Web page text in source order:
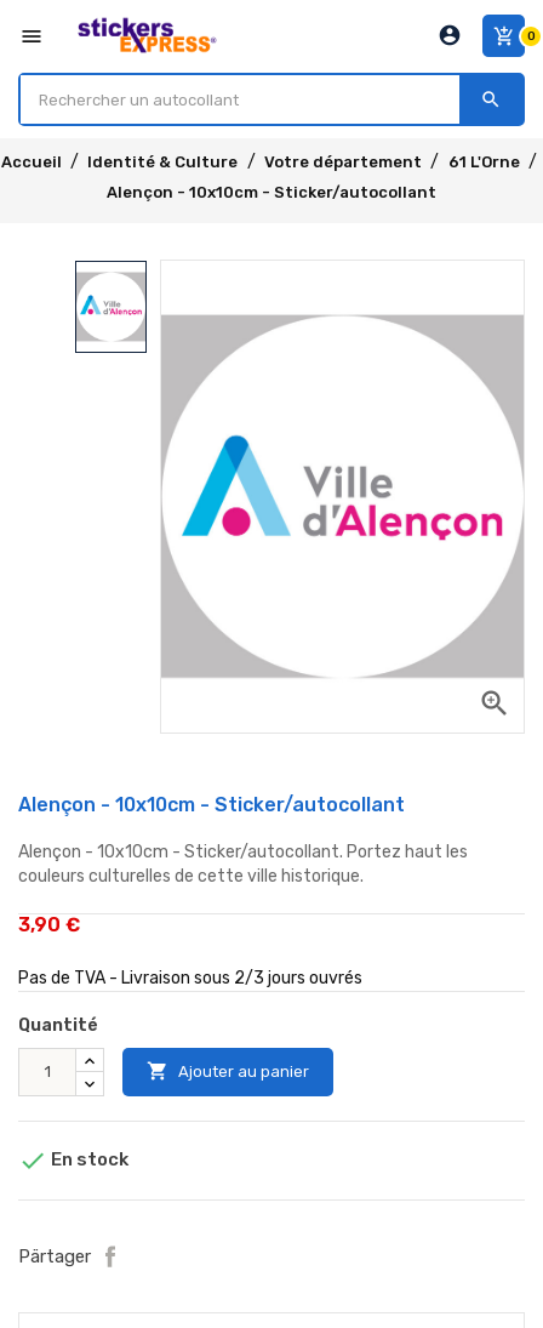
menu add_shopping_cart 0
account_circle
search
Accueil Identité & Culture Votre département
61 L'Orne
Alençon - 10x10cm - Sticker/autocollant
zoom_in
Alençon - 10x10cm - Sticker/autocollant
Alençon - 10x10cm - Sticker/autocollant. Portez haut les
couleurs culturelles de cette ville historique.
3,90 €
Pas de TVA - Livraison sous 2/3 jours ouvrés
Quantité
 Ajouter au panier
 En stock
Pärtager